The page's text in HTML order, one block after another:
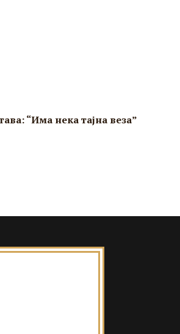
“Има нека тајна веза”